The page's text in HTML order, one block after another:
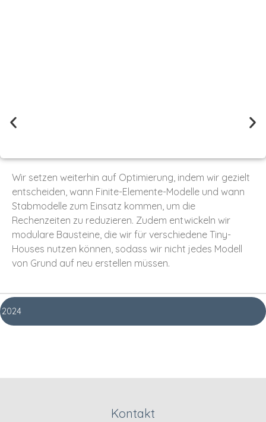
Wir setzen weiterhin auf Optimierung, indem wir gezielt
entscheiden, wann Finite-Elemente-Modelle und wann
Stabmodelle zum Einsatz kommen, um die
Rechenzeiten zu reduzieren. Zudem entwickeln wir
modulare Bausteine, die wir für verschiedene Tiny-
Houses nutzen können, sodass wir nicht jedes Modell
von Grund auf neu erstellen müssen.
2024
Kontakt